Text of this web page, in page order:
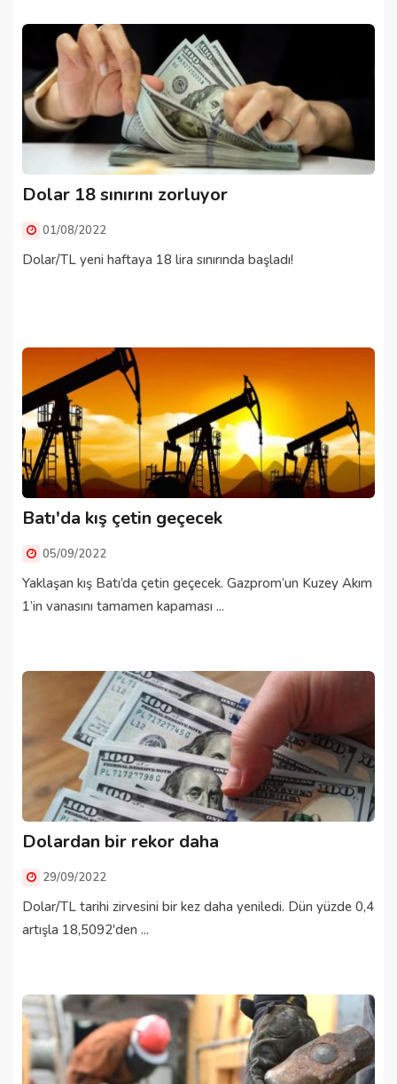
Dolar 18 sınırını zorluyor
01/08/2022
Dolar/TL yeni haftaya 18 lira sınırında başladı!
Batı'da kış çetin geçecek
05/09/2022
Yaklaşan kış Batı’da çetin geçecek. Gazprom’un Kuzey Akım
1’in vanasını tamamen kapaması ...
Dolardan bir rekor daha
29/09/2022
Dolar/TL tarihi zirvesini bir kez daha yeniledi. Dün yüzde 0,4
artışla 18,5092'den ...